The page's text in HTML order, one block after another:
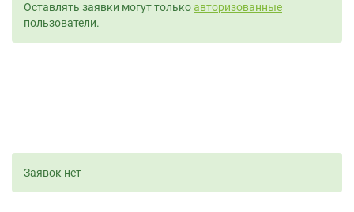
Оставлять заявки могут толькоавторизованные
пользователи.
Заявок нет